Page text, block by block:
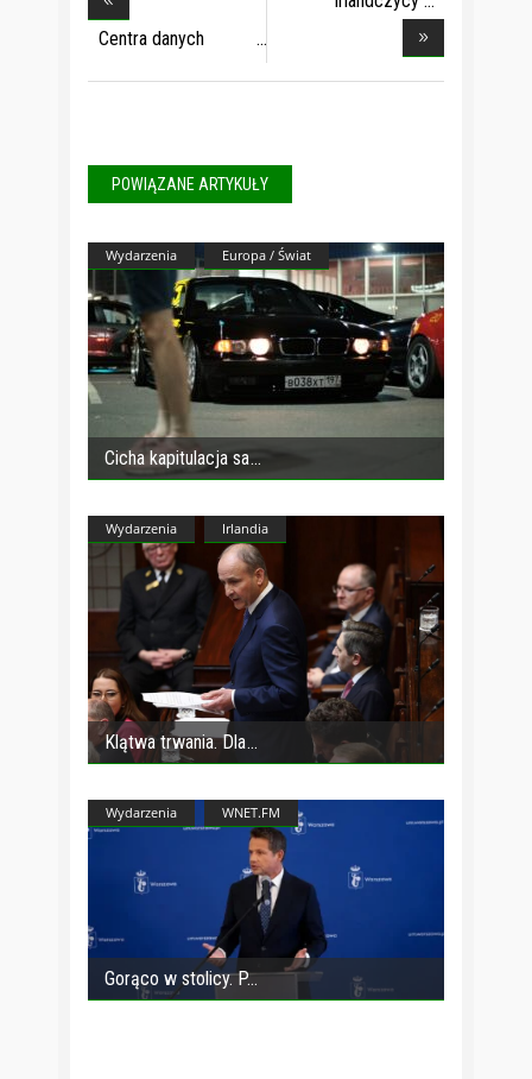
Centra danych
POWIĄZANE ARTYKUŁY
Wydarzenia Europa / Świat
Cicha kapitulacja sa
Wydarzenia Irlandia
Klątwa trwania. Dla
Wydarzenia WNET.FM
Gorąco w stolicy. P